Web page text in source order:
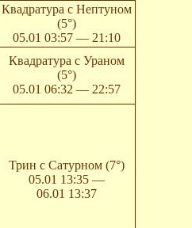
Квадратура с Нептуном
(5°)
05.01 03:57 — 21:10
Квадратура с Ураном
(5°)
05.01 06:32 — 22:57
Трин с Сатурном (7°)
05.01 13:35 —
06.01 13:37